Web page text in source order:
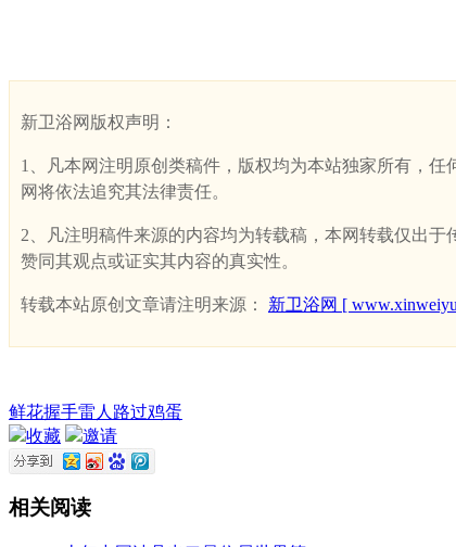
新卫浴网版权声明：
1、凡本网注明原创类稿件，版权均为本站独家所有，
网将依法追究其法律责任。
2、凡注明稿件来源的内容均为转载稿，本网转载仅出
赞同其观点或证实其内容的真实性。
转载本站原创文章请注明来源： 新卫浴网 [
鲜花握手雷人 路过鸡蛋
收藏
邀请
相关阅读